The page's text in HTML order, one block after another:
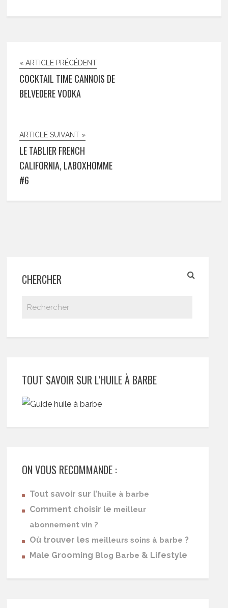
« ARTICLE PRÉCÉDENT
COCKTAIL TIME CANNOIS DE
BELVEDERE VODKA
ARTICLE SUIVANT »
LE TABLIER FRENCH
CALIFORNIA, LABOXHOMME
#6
CHERCHER
TOUT SAVOIR SUR L’HUILE À BARBE
ON VOUS RECOMMANDE :
Tout savoir sur l’ huile à barbe
Comment choisir le meilleur
abonnement vin ?
Où trouver les meilleurs soins à barbe ?
Male Grooming Blog Barbe & Lifestyle